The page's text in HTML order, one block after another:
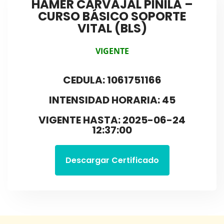
HAMER CARVAJAL PINILA –
CURSO BÁSICO SOPORTE
VITAL (BLS)
VIGENTE
CEDULA: 1061751166
INTENSIDAD HORARIA: 45
VIGENTE HASTA: 2025-06-24
12:37:00
Descargar Certificado